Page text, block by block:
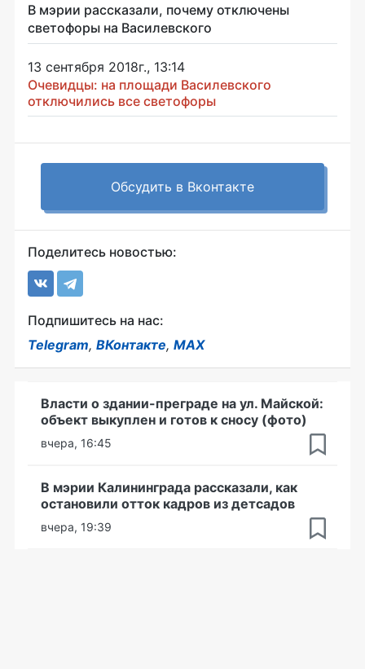
В мэрии рассказали, почему отключены
светофоры на Василевского
13 сентября 2018г., 13:14
Очевидцы: на площади Василевского
отключились все светофоры
Обсудить в Вконтакте
Поделитесь новостью:
Подпишитесь на нас:
Telegram, ВКонтакте, MAX
Власти о здании-преграде на ул. Майской:
объект выкуплен и готов к сносу (фото)
вчера, 16:45
В мэрии Калининграда рассказали, как
остановили отток кадров из детсадов
вчера, 19:39